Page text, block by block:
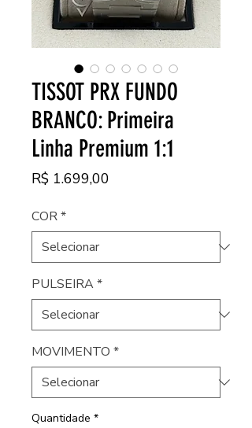
TISSOT PRX FUNDO
BRANCO: Primeira
Linha Premium 1:1
R$ 1.699,00
COR*
PULSEIRA*
MOVIMENTO *
Quantidade *